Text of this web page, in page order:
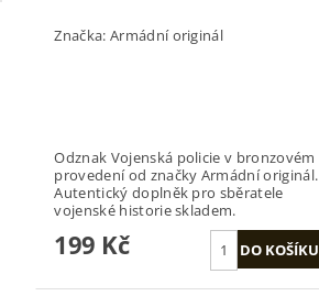
Značka: Armádní originál
Odznak Vojenská policie v bronzovém
provedení od značky Armádní originál.
Autentický doplněk pro sběratele
vojenské historie skladem.
199 Kč